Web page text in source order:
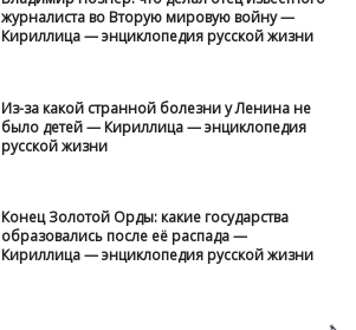
журналиста во Вторую мировую войну —
Кириллица — энциклопедия русской жизни
Из-за какой странной болезни у Ленина не
было детей — Кириллица — энциклопедия
русской жизни
Конец Золотой Орды: какие государства
образовались после её распада —
Кириллица — энциклопедия русской жизни